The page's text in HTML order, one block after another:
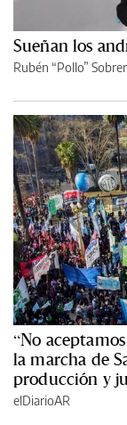
Sueñan los
Rubén “Pollo”
“No
la marcha de
producción y
elDiarioAR